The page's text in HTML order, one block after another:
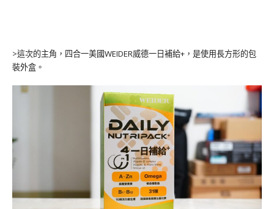
>這次的主角，四合一美國WEIDER威德一日補給+，是使用長方形的包
裝外盒。